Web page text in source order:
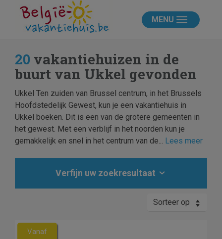
MENU
20 vakantiehuizen in de
buurt van Ukkel gevonden
Ukkel Ten zuiden van Brussel centrum, in het Brussels
Hoofdstedelijk Gewest, kun je een vakantiehuis in
Ukkel boeken. Dit is een van de grotere gemeenten in
het gewest. Met een verblijf in het noorden kun je
gemakkelijk en snel in het centrum van de... Lees meer
Verfijn uw zoekresultaat
Sorteer op
Vanaf